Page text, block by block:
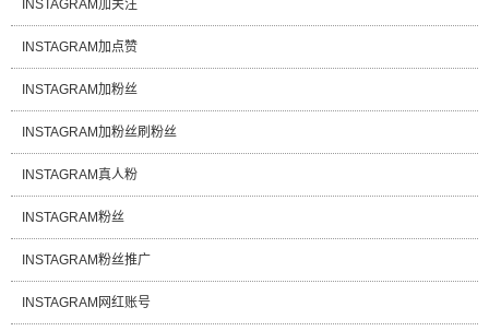
INSTAGRAM加关注
INSTAGRAM加点赞
INSTAGRAM加粉丝
INSTAGRAM加粉丝刷粉丝
INSTAGRAM真人粉
INSTAGRAM粉丝
INSTAGRAM粉丝推广
INSTAGRAM网红账号